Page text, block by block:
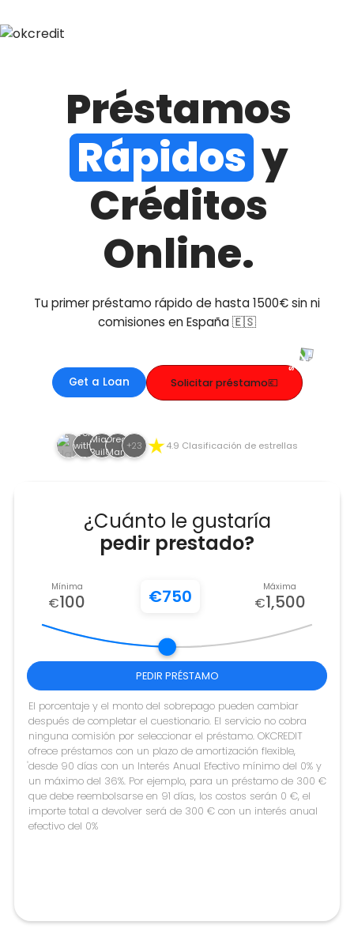
Préstamos
Rápidosy
Créditos
Online.
Tu primer préstamo rápido de hasta 1500€ sin ni
comisiones en España 🇪🇸
Solicitar préstamo💶
Get a Loan
+23 4.9 Clasificación de estrellas
¿Cuánto le gustaría
pedir prestado?
Mínima
€100 €750 Máxima
€1,500
PEDIR PRÉSTAMO
El porcentaje y el monto del sobrepago pueden cambiar
después de completar el cuestionario. El servicio no cobra
ninguna comisión por seleccionar el préstamo. OKCREDIT
ofrece préstamos con un plazo de amortización flexible,
desde 90 días con un Interés Anual Efectivo mínimo del 0% y
un máximo del 36%. Por ejemplo, para un préstamo de 300 €
que debe reembolsarse en 91 días, los costos serán 0 €, el
importe total a devolver será de 300 € con un interés anual
efectivo del 0%